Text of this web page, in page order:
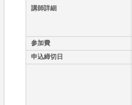
講師詳細
参加費
申込締切日